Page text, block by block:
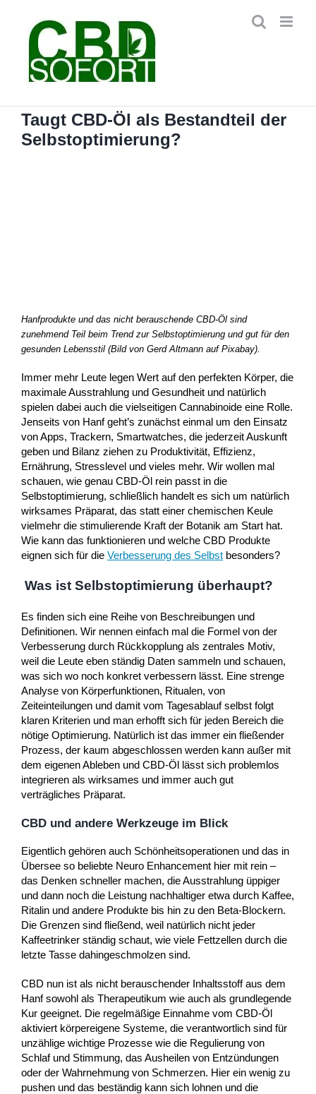
springen
Taugt CBD-Öl als Bestandteil der
Selbstoptimierung?
Hanfprodukte und das nicht berauschende CBD-Öl sind
zunehmend Teil beim Trend zur Selbstoptimierung und gut für den
gesunden Lebensstil (Bild von Gerd Altmann auf Pixabay).
Immer mehr Leute legen Wert auf den perfekten Körper, die
maximale Ausstrahlung und Gesundheit und natürlich
spielen dabei auch die vielseitigen Cannabinoide eine Rolle.
Jenseits von Hanf geht’s zunächst einmal um den Einsatz
von Apps, Trackern, Smartwatches, die jederzeit Auskunft
geben und Bilanz ziehen zu Produktivität, Effizienz,
Ernährung, Stresslevel und vieles mehr. Wir wollen mal
schauen, wie genau CBD-Öl rein passt in die
Selbstoptimierung, schließlich handelt es sich um natürlich
wirksames Präparat, das statt einer chemischen Keule
vielmehr die stimulierende Kraft der Botanik am Start hat.
Wie kann das funktionieren und welche CBD Produkte
eignen sich für die Verbesserung des Selbst besonders?
Was ist Selbstoptimierung überhaupt?
Es finden sich eine Reihe von Beschreibungen und
Definitionen. Wir nennen einfach mal die Formel von der
Verbesserung durch Rückkopplung als zentrales Motiv,
weil die Leute eben ständig Daten sammeln und schauen,
was sich wo noch konkret verbessern lässt. Eine strenge
Analyse von Körperfunktionen, Ritualen, von
Zeiteinteilungen und damit vom Tagesablauf selbst folgt
klaren Kriterien und man erhofft sich für jeden Bereich die
nötige Optimierung. Natürlich ist das immer ein fließender
Prozess, der kaum abgeschlossen werden kann außer mit
dem eigenen Ableben und CBD-Öl lässt sich problemlos
integrieren als wirksames und immer auch gut
verträgliches Präparat.
CBD und andere Werkzeuge im Blick
Eigentlich gehören auch Schönheitsoperationen und das in
Übersee so beliebte Neuro Enhancement hier mit rein –
das Denken schneller machen, die Ausstrahlung üppiger
und dann noch die Leistung nachhaltiger etwa durch Kaffee,
Ritalin und andere Produkte bis hin zu den Beta-Blockern.
Die Grenzen sind fließend, weil natürlich nicht jeder
Kaffeetrinker ständig schaut, wie viele Fettzellen durch die
letzte Tasse dahingeschmolzen sind.
CBD nun ist als nicht berauschender Inhaltsstoff aus dem
Hanf sowohl als Therapeutikum wie auch als grundlegende
Kur geeignet. Die regelmäßige Einnahme vom CBD-Öl
aktiviert körpereigene Systeme, die verantwortlich sind für
unzählige wichtige Prozesse wie die Regulierung von
Schlaf und Stimmung, das Ausheilen von Entzündungen
oder der Wahrnehmung von Schmerzen. Hier ein wenig zu
pushen und das beständig kann sich lohnen und die